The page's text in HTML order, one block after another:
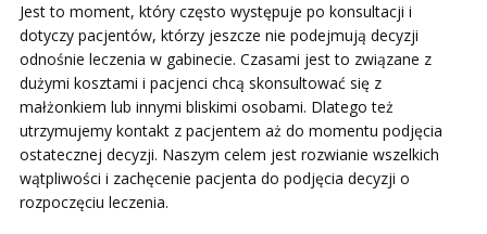
Jest to moment, który często występuje po konsultacji i
dotyczy pacjentów, którzy jeszcze nie podejmują decyzji
odnośnie leczenia w gabinecie. Czasami jest to związane z
dużymi kosztami i pacjenci chcą skonsultować się z
małżonkiem lub innymi bliskimi osobami. Dlatego też
utrzymujemy kontakt z pacjentem aż do momentu podjęcia
ostatecznej decyzji. Naszym celem jest rozwianie wszelkich
wątpliwości i zachęcenie pacjenta do podjęcia decyzji o
rozpoczęciu leczenia.